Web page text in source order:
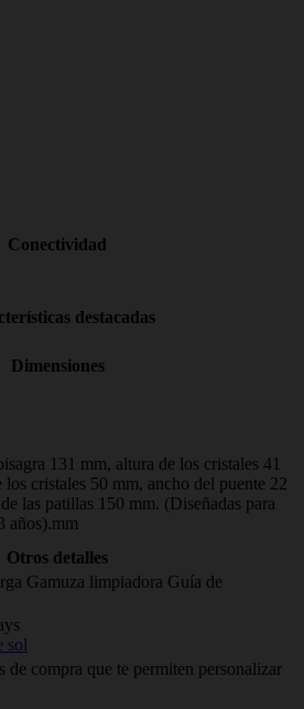
Conectividad
destacadas
Dimensiones
131 mm, altura de los cristales 41
los cristales 50 mm, ancho del puente 22
las patillas 150 mm. (Diseñadas para
años).mm
Otros detalles
Gamuza limpiadora Guía de
sol
de compra que te permiten personalizar